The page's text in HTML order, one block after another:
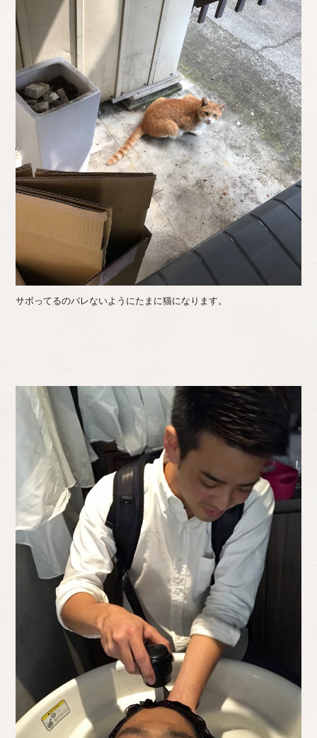
サボってるのバレないようにたまに猫になります。